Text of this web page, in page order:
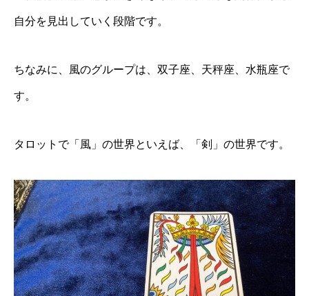
自分を見出していく段階です。
ちなみに、風のグループは、双子座、天秤座、水瓶座で
す。
タロットで「風」の世界といえば、「剣」の世界です。